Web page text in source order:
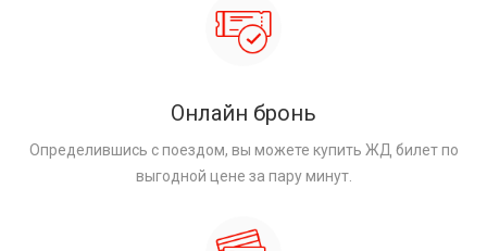
Онлайн бронь
Определившись с поездом, вы можете купить ЖД билет по
выгодной цене за пару минут.